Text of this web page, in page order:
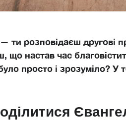
ти розповідаєш другові
що настав час
просто і зрозуміло? У